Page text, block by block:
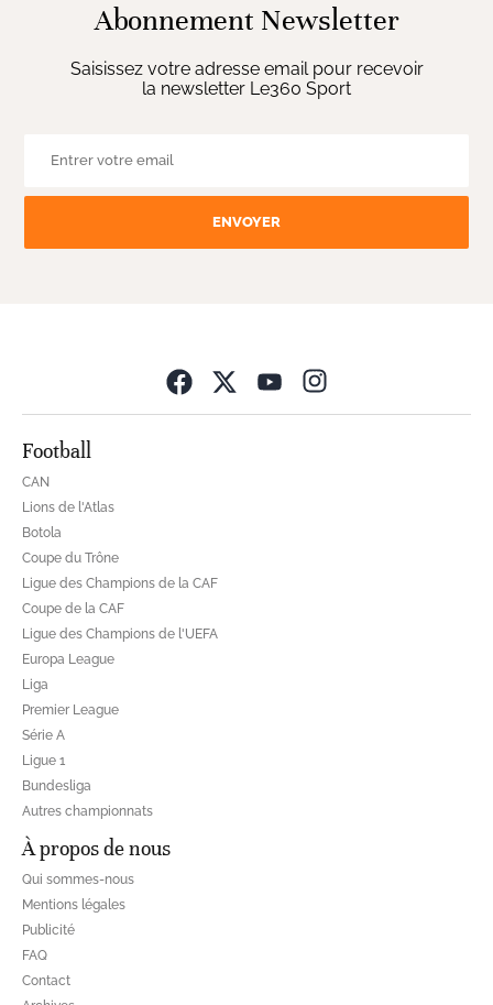
Abonnement Newsletter
Saisissez votre adresse email pour recevoir
la newsletter Le360 Sport
ENVOYER
Football
CAN
Lions de l'Atlas
Botola
Coupe du Trône
Ligue des Champions de la CAF
Coupe de la CAF
Ligue des Champions de l'UEFA
Europa League
Liga
Premier League
Série A
Ligue 1
Bundesliga
Autres championnats
À propos de nous
Qui sommes-nous
Mentions légales
Publicité
FAQ
Contact